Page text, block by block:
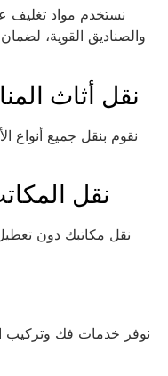
نستخدم مواد تغليف
والصناديق القوية،
3. نقل أثاث
نقوم بنقل جميع أنواع
4. نقل
نقل مكاتبك دون
نوفر خدمات فك وتركيب